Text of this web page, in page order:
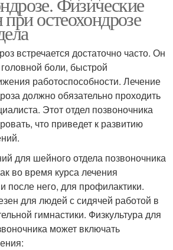
остеохондрозе
встречается достаточно часто. Он
боли, быстрой
работоспособности. Лечение
должно обязательно проходить
Этот отдел позвоночника
что приведет к развитию
для шейного отдела позвоночника
во время курса лечения
после него, для профилактики.
для людей с сидячей работой в
гимнастики. Физкультура для
может включать